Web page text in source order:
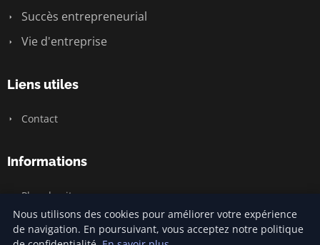
Succès entrepreneurial
Vie d'entreprise
Liens utiles
Contact
Informations
Plan du site
Nous utilisons des cookies pour améliorer votre expérience
de navigation. En poursuivant, vous acceptez notre politique